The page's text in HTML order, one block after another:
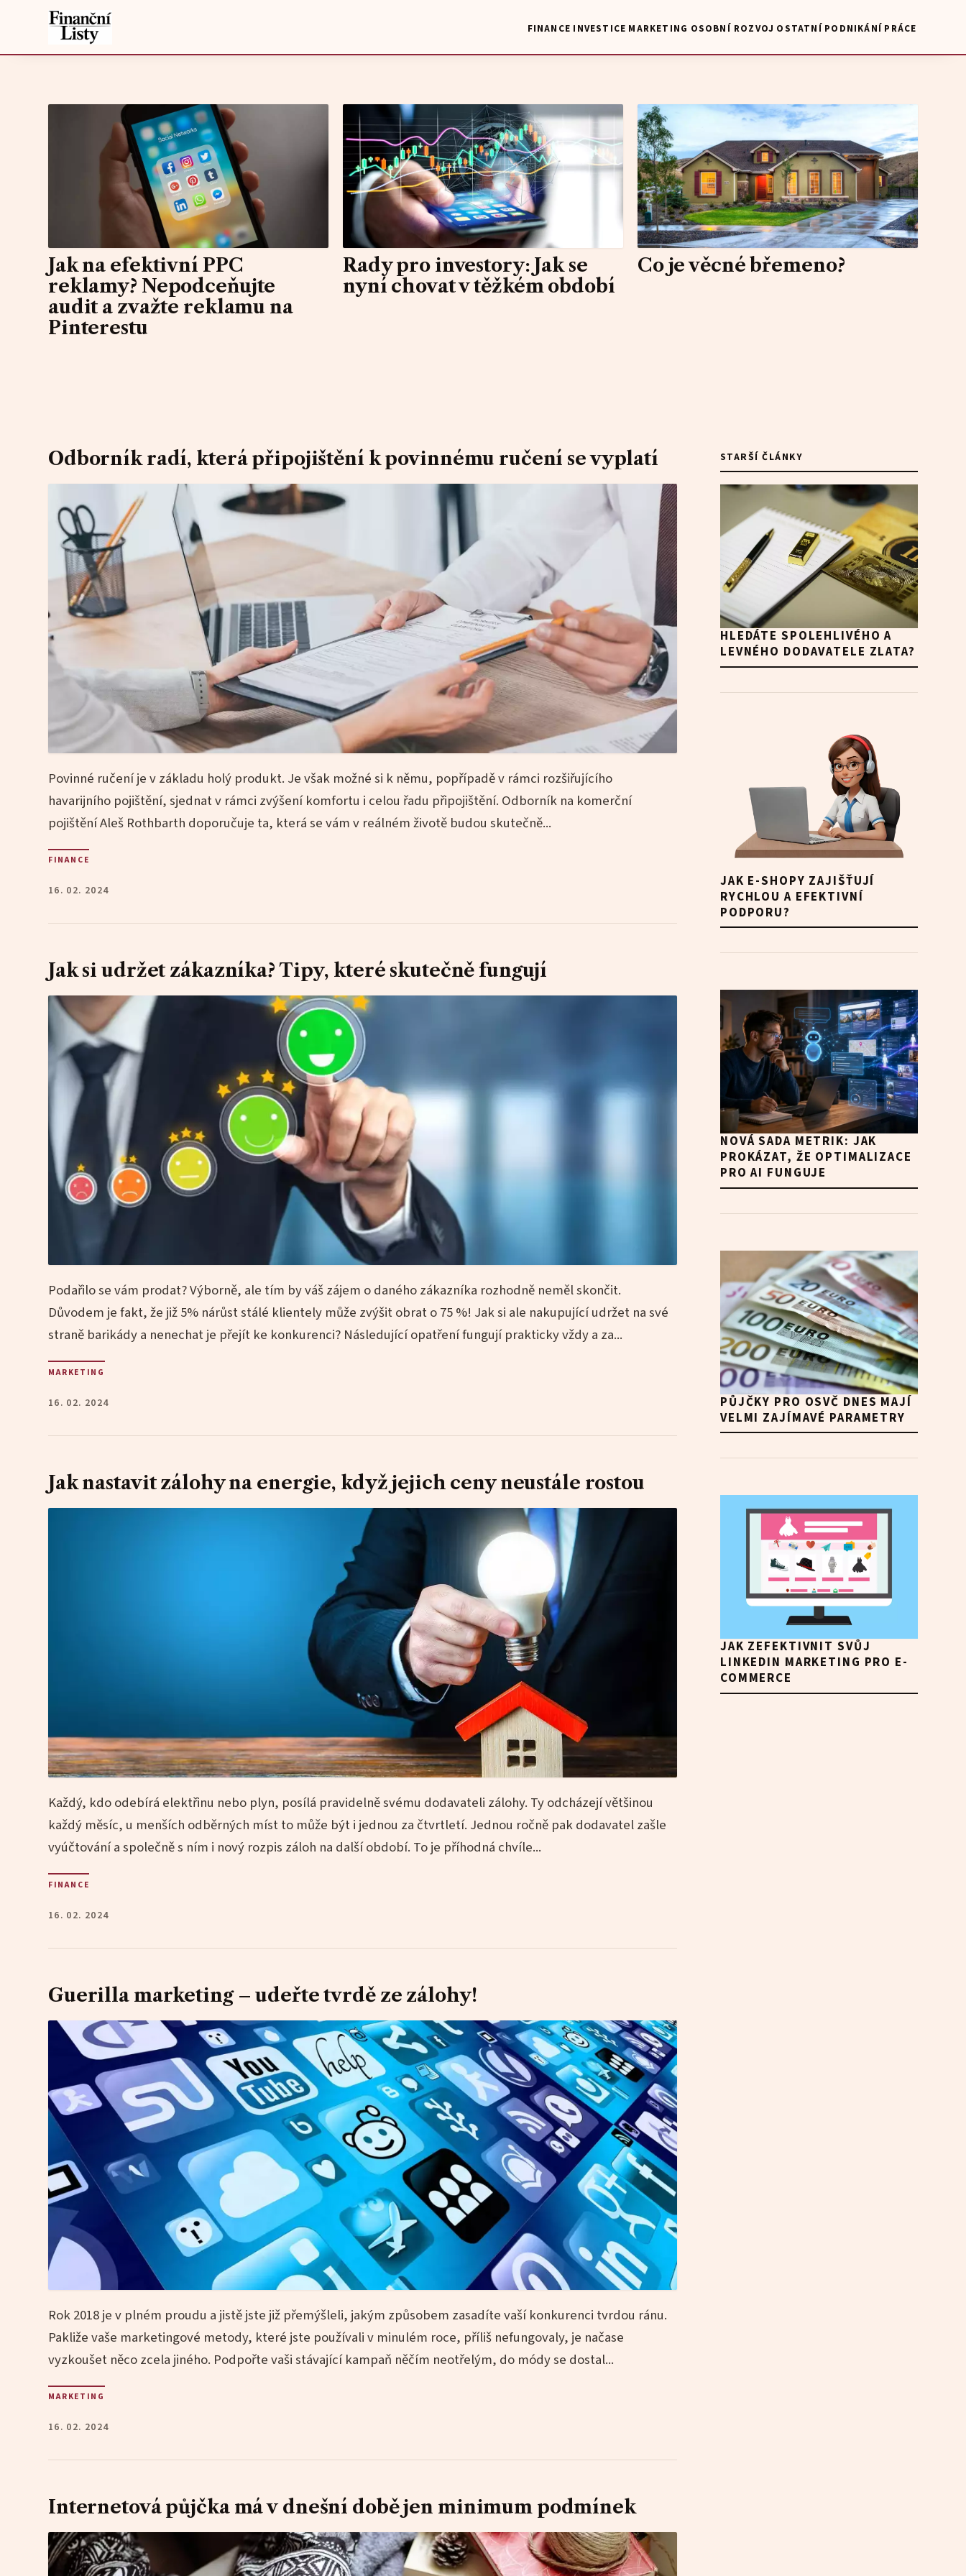
FINANCE INVESTICE MARKETING OSOBNÍ ROZVOJ OSTATNÍ PODNIKÁNÍ PRÁCE
Jak na efektivní PPC
reklamy? Nepodceňujte
audit a zvažte reklamu na
Pinterestu
Rady pro investory: Jak se
nyní chovat v těžkém období
Co je věcné břemeno?
Odborník radí, která připojištění k povinnému ručení se vyplatí
Povinné ručení je v základu holý produkt. Je však možné si k němu, popřípadě v rámci rozšiřujícího
havarijního pojištění, sjednat v rámci zvýšení komfortu i celou řadu připojištění. Odborník na komerční
pojištění Aleš Rothbarth doporučuje ta, která se vám v reálném životě budou skutečně...
FINANCE
16. 02. 2024
Jak si udržet zákazníka? Tipy, které skutečně fungují
Podařilo se vám prodat? Výborně, ale tím by váš zájem o daného zákazníka rozhodně neměl skončit.
Důvodem je fakt, že již 5% nárůst stálé klientely může zvýšit obrat o 75 %! Jak si ale nakupující udržet na své
straně barikády a nenechat je přejít ke konkurenci? Následující opatření fungují prakticky vždy a za...
MARKETING
16. 02. 2024
Jak nastavit zálohy na energie, když jejich ceny neustále rostou
Každý, kdo odebírá elektřinu nebo plyn, posílá pravidelně svému dodavateli zálohy. Ty odcházejí většinou
každý měsíc, u menších odběrných míst to může být i jednou za čtvrtletí. Jednou ročně pak dodavatel zašle
vyúčtování a společně s ním i nový rozpis záloh na další období. To je příhodná chvíle...
FINANCE
16. 02. 2024
Guerilla marketing – udeřte tvrdě ze zálohy!
Rok 2018 je v plném proudu a jistě jste již přemýšleli, jakým způsobem zasadíte vaší konkurenci tvrdou ránu.
Pakliže vaše marketingové metody, které jste používali v minulém roce, příliš nefungovaly, je načase
vyzkoušet něco zcela jiného. Podpořte vaši stávající kampaň něčím neotřelým, do módy se dostal...
MARKETING
16. 02. 2024
Internetová půjčka má v dnešní době jen minimum podmínek
STARŠÍ ČLÁNKY
HLEDÁTE SPOLEHLIVÉHO A
LEVNÉHO DODAVATELE ZLATA?
JAK E-SHOPY ZAJIŠŤUJÍ
RYCHLOU A EFEKTIVNÍ
PODPORU?
NOVÁ SADA METRIK: JAK
PROKÁZAT, ŽE OPTIMALIZACE
PRO AI FUNGUJE
PŮJČKY PRO OSVČ DNES MAJÍ
VELMI ZAJÍMAVÉ PARAMETRY
JAK ZEFEKTIVNIT SVŮJ
LINKEDIN MARKETING PRO E-
COMMERCE